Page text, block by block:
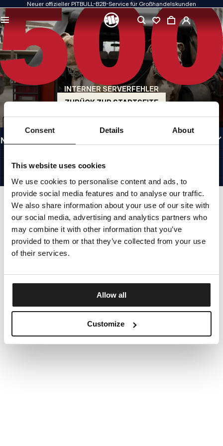
Consent Details About
This website uses cookies
We use cookies to personalise content and ads, to
provide social media features and to analyse our traffic.
We also share information about your use of our site with
our social media, advertising and analytics partners who
may combine it with other information that you’ve
provided to them or that they’ve collected from your use
of their services.
Allow all
Customize
Neuer offizieller PITBULL-B2B-Service für Großhandelskunden
INTERNER SERVERFEHLER
ZURÜCK ZUR STARTSEITE
QUALITÄT HAT FÜR UNS PRIORITÄT
Unsere Kleidung fertigen wir mit Leidenschaft. Bei Haltbarkeit, Langlebigkeit der
Materialien und Liebe zum Detail machen wir keine Kompromisse.
US ORIGIN
Unsere Wurzeln reichen zurück ins San Diego der frühen 1990er Jahre. Unser Stil
ist roh, authentisch und kompromisslos.
MARKE MIT CHARAKTER
Unsere Kollektionen werden von Sportlern, Kämpfern und unbeirrbaren
Individualisten gewählt.
INFORMATIONEN
NÜTZLICHE LINKS
©1997 - 2026 PITBULL SP. Z O.O. ALLE RECHTE VORBEHALTEN.
SITE CREDITS
NACH OBEN GEHEN